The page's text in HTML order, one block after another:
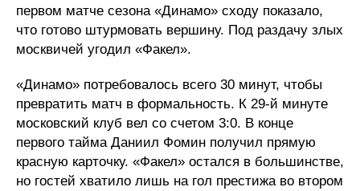
первом матче сезона «Динамо» сходу показало,
что готово штурмовать вершину. Под раздачу злых
москвичей угодил «Факел».
«Динамо» потребовалось всего 30 минут, чтобы
превратить матч в формальность. К 29-й минуте
московский клуб вел со счетом 3:0. В конце
первого тайма Даниил Фомин получил прямую
красную карточку. «Факел» остался в большинстве,
но гостей хватило лишь на гол престижа во втором